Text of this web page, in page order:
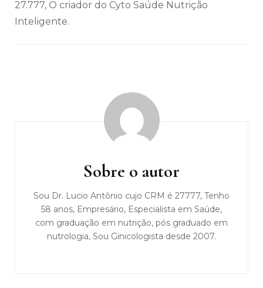
27.777, O criador do Cyto Saúde Nutrição
Inteligente.
Sobre o autor
Sou Dr. Lucio Antônio cujo CRM é 27777, Tenho
58 anos, Empresário, Especialista em Saúde,
com graduação em nutrição, pós graduado em
nutrologia, Sou Ginicologista desde 2007.